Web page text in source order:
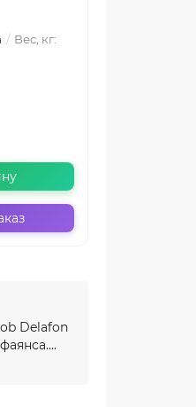
Вес, кг:
Delafon